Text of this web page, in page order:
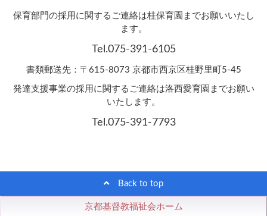
保育部門の採用に関するご連絡は桂保育園までお願いいたし
ます。
Tel.075-391-6105
書類郵送先：〒615-8073 京都市西京区桂野里町5-45
発達支援事業の採用に関するご連絡は洛西愛育園までお願い
いたします。
Tel.075-391-7793
Back to top
京都基督教福祉会ホーム